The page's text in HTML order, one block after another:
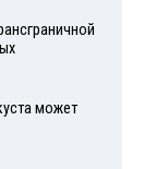
может